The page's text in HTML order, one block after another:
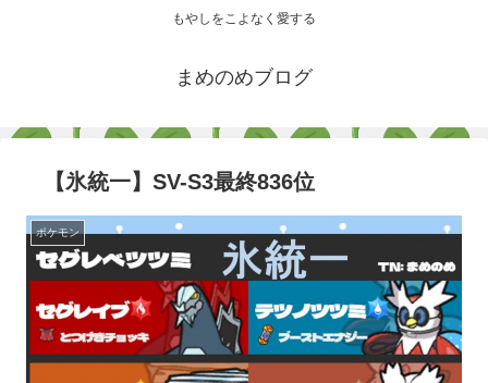
もやしをこよなく愛する
まめのめブログ
【氷統一】SV-S3最終836位
ポケモン